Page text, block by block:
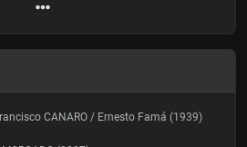
CANARO / Ernesto Famá (1939)